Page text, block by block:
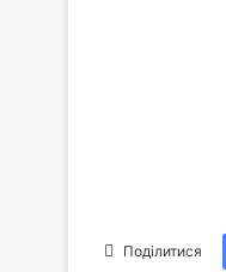
Поділитися